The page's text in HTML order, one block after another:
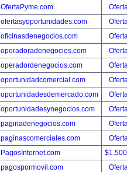
OfertaPyme.com
ofertasyoportunidades.com
oficinasdenegocios.com
operadoradenegocios.com
operadordenegocios.com
oportunidadcomercial.com
oportunidadesdemercado.com
oportunidadesynegocios.com
paginadenegocios.com
paginascomerciales.com
PagosInternet.com
pagospormovil.com